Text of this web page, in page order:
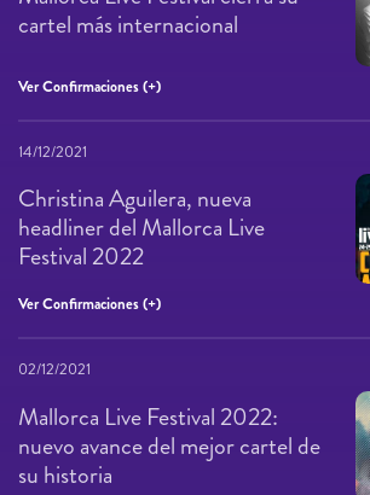
cartel más internacional
Ver Confirmaciones (+)
14/12/2021
Christina Aguilera, nueva
headliner del Mallorca Live
Festival 2022
Ver Confirmaciones (+)
02/12/2021
Mallorca Live Festival 2022:
nuevo avance del mejor cartel de
su historia